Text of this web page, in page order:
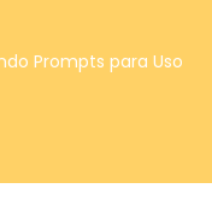
Prompts para Uso